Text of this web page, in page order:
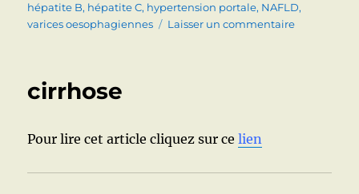
hépatite B, hépatite C, hypertension portale, NAFLD,
varices oesophagiennes
Laisser un commentairesur
cirrhose
Pour lire cet article cliquez sur celien